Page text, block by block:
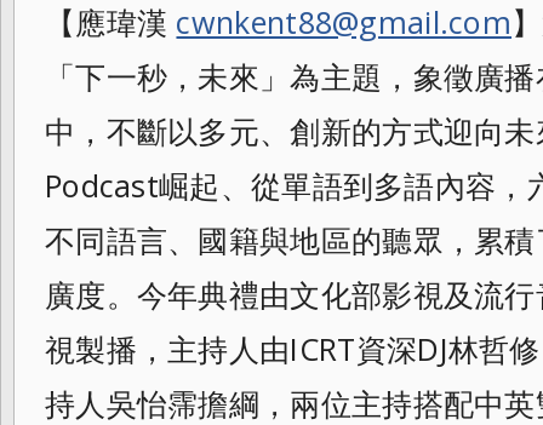
【應瑋漢 cwnkent88@gmail.com
「下一秒，未來」為主題，象徵廣
中，不斷以多元、創新的方式迎向
Podcast崛起、從單語到多語內容，
不同語言、國籍與地區的聽眾，累
廣度。今年典禮由文化部影視及流
視製播，主持人由ICRT資深DJ林哲
持人吳怡霈擔綱，兩位主持搭配中